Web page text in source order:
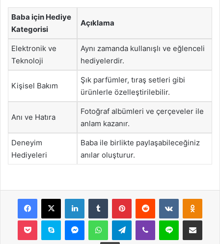
Baba için Hediye
Kategorisi
Açıklama
Elektronik ve
Teknoloji
Aynı zamanda kullanışlı ve eğlenceli
hediyelerdir.
Kişisel Bakım
Şık parfümler, tıraş setleri gibi
ürünlerle özelleştirilebilir.
Anı ve Hatıra
Fotoğraf albümleri ve çerçeveler ile
anlam kazanır.
Deneyim
Hediyeleri
Baba ile birlikte paylaşabileceğiniz
anılar oluşturur.
Facebook
X LinkedInTumblr PinterestReddit VKontakte
Pocket Skype MessengerWhatsAppTelegramViber Line E-Posta ile
Yazdır